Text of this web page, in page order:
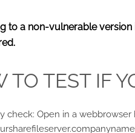
to a non-vulnerable
TO TEST IF
check: Open in a